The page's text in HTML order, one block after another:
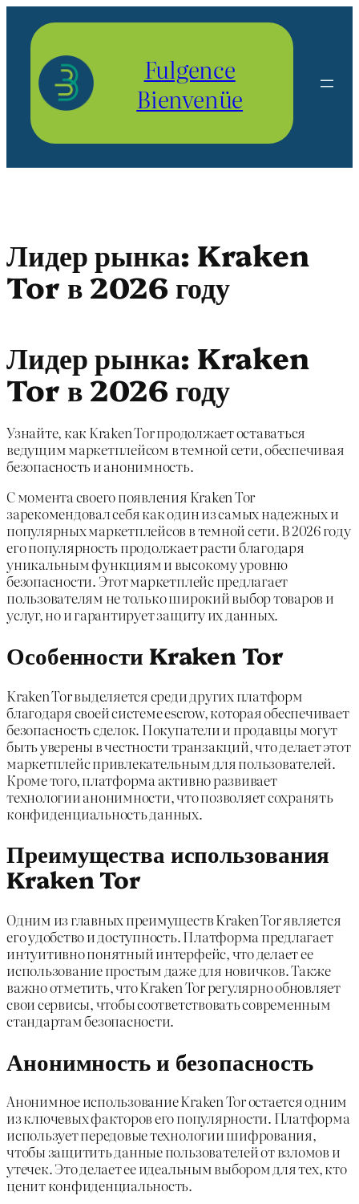
contenu
Fulgence
Bienvenüe
Лидер рынка: Kraken
Tor в 2026 году
Лидер рынка: Kraken
Tor в 2026 году
Узнайте, как Kraken Tor продолжает оставаться
ведущим маркетплейсом в темной сети, обеспечивая
безопасность и анонимность.
С момента своего появления Kraken Tor
зарекомендовал себя как один из самых надежных и
популярных маркетплейсов в темной сети. В 2026 году
его популярность продолжает расти благодаря
уникальным функциям и высокому уровню
безопасности. Этот маркетплейс предлагает
пользователям не только широкий выбор товаров и
услуг, но и гарантирует защиту их данных.
Особенности Kraken Tor
Kraken Tor выделяется среди других платформ
благодаря своей системе escrow, которая обеспечивает
безопасность сделок. Покупатели и продавцы могут
быть уверены в честности транзакций, что делает этот
маркетплейс привлекательным для пользователей.
Кроме того, платформа активно развивает
технологии анонимности, что позволяет сохранять
конфиденциальность данных.
Преимущества использования
Kraken Tor
Одним из главных преимуществ Kraken Tor является
его удобство и доступность. Платформа предлагает
интуитивно понятный интерфейс, что делает ее
использование простым даже для новичков. Также
важно отметить, что Kraken Tor регулярно обновляет
свои сервисы, чтобы соответствовать современным
стандартам безопасности.
Анонимность и безопасность
Анонимное использование Kraken Tor остается одним
из ключевых факторов его популярности. Платформа
использует передовые технологии шифрования,
чтобы защитить данные пользователей от взломов и
утечек. Это делает ее идеальным выбором для тех, кто
ценит конфиденциальность.